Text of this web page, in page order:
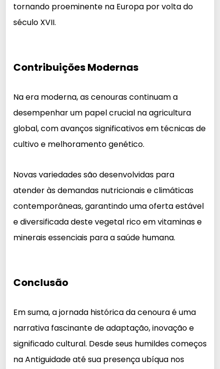
tornando proeminente na Europa por volta do
século XVII.
Contribuições Modernas
Na era moderna, as cenouras continuam a
desempenhar um papel crucial na agricultura
global, com avanços significativos em técnicas de
cultivo e melhoramento genético.
Novas variedades são desenvolvidas para
atender às demandas nutricionais e climáticas
contemporâneas, garantindo uma oferta estável
e diversificada deste vegetal rico em vitaminas e
minerais essenciais para a saúde humana.
Conclusão
Em suma, a jornada histórica da cenoura é uma
narrativa fascinante de adaptação, inovação e
significado cultural. Desde seus humildes começos
na Antiguidade até sua presença ubíqua nos